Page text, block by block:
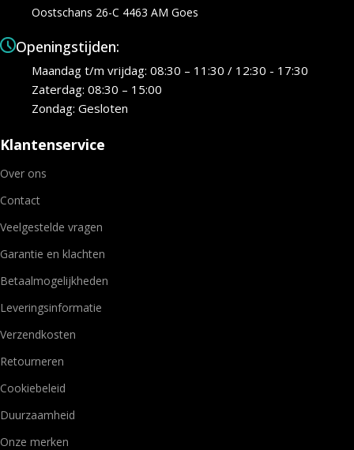
Oostschans 26-C 4463 AM Goes
Openingstijden:
Maandag t/m vrijdag: 08:30 – 11:30 / 12:30 - 17:30
Zaterdag: 08:30 – 15:00
Zondag: Gesloten
Klantenservice
Over ons
Contact
Veelgestelde vragen
Garantie en klachten
Betaalmogelijkheden
Leveringsinformatie
Verzendkosten
Retourneren
Cookiebeleid
Duurzaamheid
Onze merken